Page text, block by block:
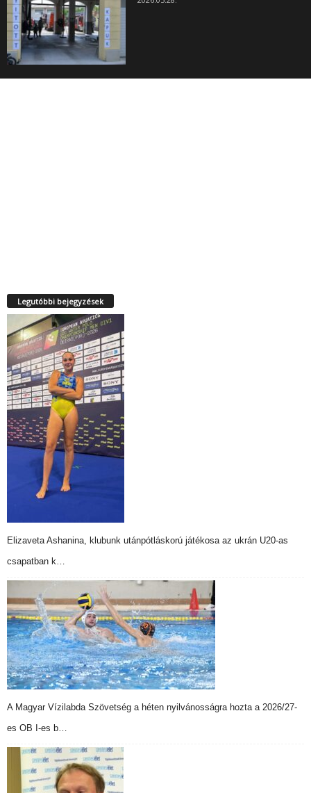
Legutóbbi bejegyzések
Elizaveta Ashanina, klubunk utánpótláskorú játékosa az ukrán U20-as
csapatban k…
A Magyar Vízilabda Szövetség a héten nyilvánosságra hozta a 2026/27-
es OB I-es b…